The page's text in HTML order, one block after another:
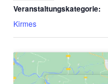
Veranstaltungskategorie:
Kirmes